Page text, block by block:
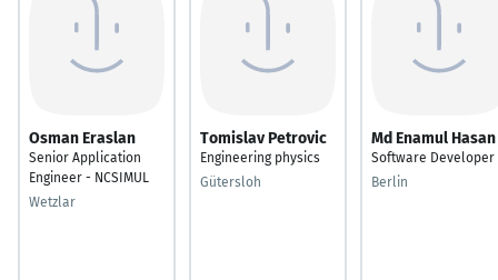
Osman Eraslan
Senior Application
Engineer - NCSIMUL
Wetzlar
Tomislav Petrovic
Engineering physics
Gütersloh
Md Enamul Hasan
Software Developer
Berlin